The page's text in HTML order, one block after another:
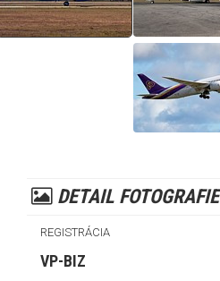
DETAIL FOTOGRAFIE
REGISTRÁCIA
VP-BIZ